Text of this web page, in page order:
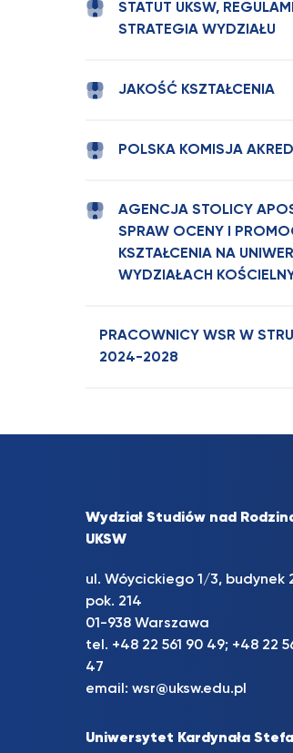
STATUT UKSW,
STRATEGIA WYDZIAŁU
JAKOŚĆ KSZTAŁCENIA
POLSKA KOMISJA
AGENCJA STOLICY
SPRAW OCENY I
KSZTAŁCENIA NA
WYDZIAŁACH
PRACOWNICY WSR W
2024-2028
Wydział Studiów nad
UKSW
ul. Wóycickiego 1/3, budynek
pok. 214
01-938 Warszawa
tel. +48 22 561 90 49; +48 22
47
email: wsr@uksw.edu.pl
Uniwersytet Kardynała